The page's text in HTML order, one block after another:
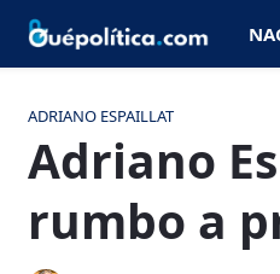
ADRIANO ESPAILLAT
Adriano
rumbo a